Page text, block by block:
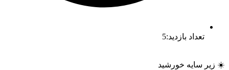
تعداد بازدید:5
☀️ زیر سایه خورشید